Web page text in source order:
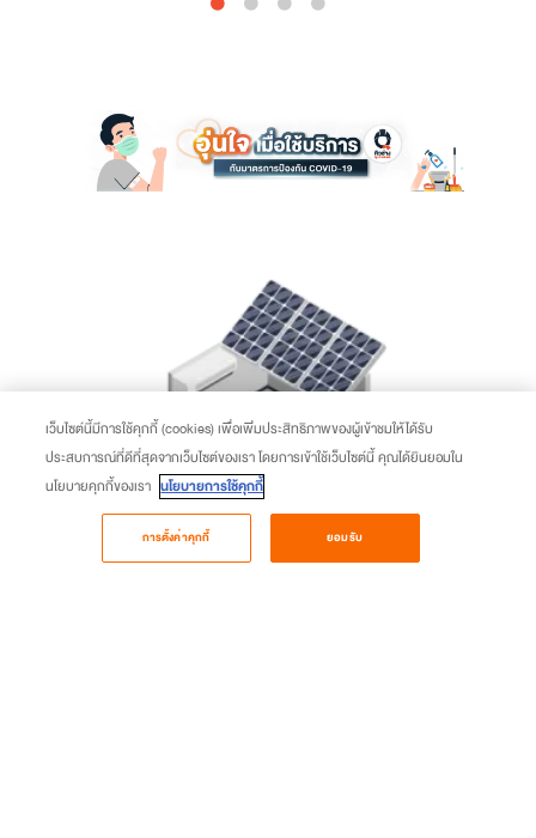
มีบริการให้เลือกกว่า
arrow_back_ios_new
เว็บไซต์นี้มีการใช้คุกกี้ (cookies) เพื่อเพิ่มประสิทธิภาพของผู้เข้าชมให้ได้รับ
ประสบการณ์ที่ดีที่สุดจากเว็บไซต์ของเรา โดยการเข้าใช้เว็บไซต์นี้ คุณได้ยินยอมใน
นโยบายคุกกี้ของเรา นโยบายการใช้คุกกี้
การตั้งค่าคุกกี้ ยอมรับ